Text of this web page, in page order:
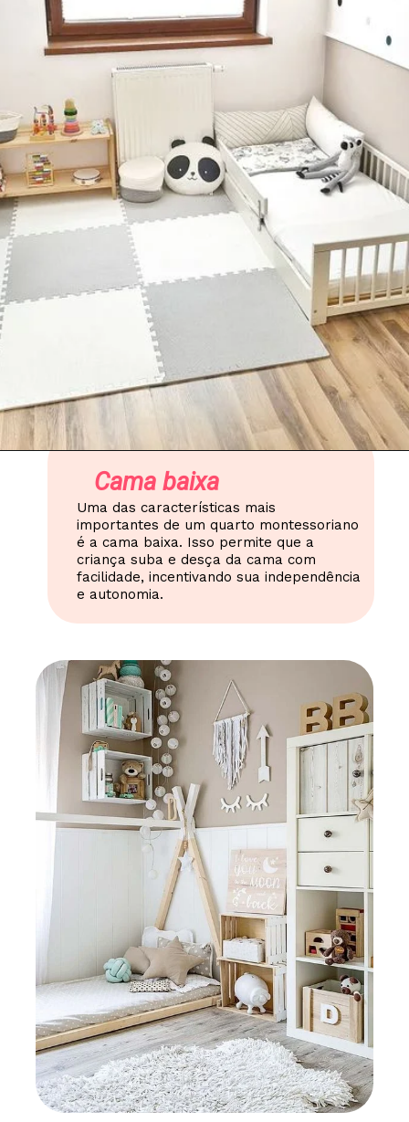
Uma das características mais
importantes de um quarto montessoriano
é a cama baixa. Isso permite que a
criança suba e desça da cama com
facilidade, incentivando sua independência
e autonomia.
Cama baixa